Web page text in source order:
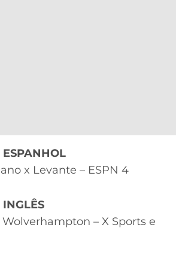
x Levante – ESPN 4
– X Sports e